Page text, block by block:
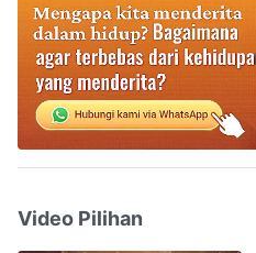
Video Pilihan